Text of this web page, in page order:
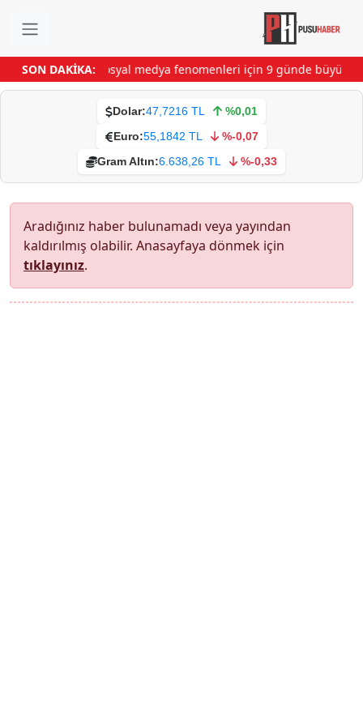
SON DAKİKA:Sosyal medya fenomenleri için 9 günde büyük
Dolar:47,7216 TL
%0,01
Euro:55,1842 TL
%-0,07
Gram Altın:6.638,26 TL %-0,33
Aradığınız haber bulunamadı veya yayından
kaldırılmış olabilir. Anasayfaya dönmek için
tıklayınız.